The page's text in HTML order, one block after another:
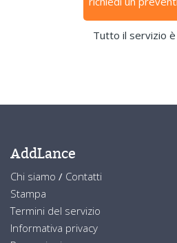
Tutto il servizio
AddLance
Chi siamo / Contatti
Stampa
Termini del servizio
Informativa privacy